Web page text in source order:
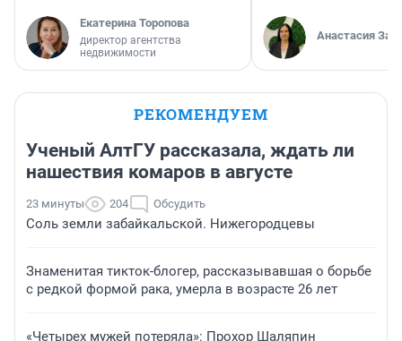
Екатерина Торопова
директор агентства
недвижимости
Анастасия
РЕКОМЕНДУЕМ
Ученый АлтГУ рассказала, ждать ли
нашествия комаров в августе
23 минуты 204 Обсудить
Соль земли забайкальской. Нижегородцевы
Знаменитая тикток-блогер, рассказывавшая о борьбе
с редкой формой рака, умерла в возрасте 26 лет
«Четырех мужей потеряла»: Прохор Шаляпин